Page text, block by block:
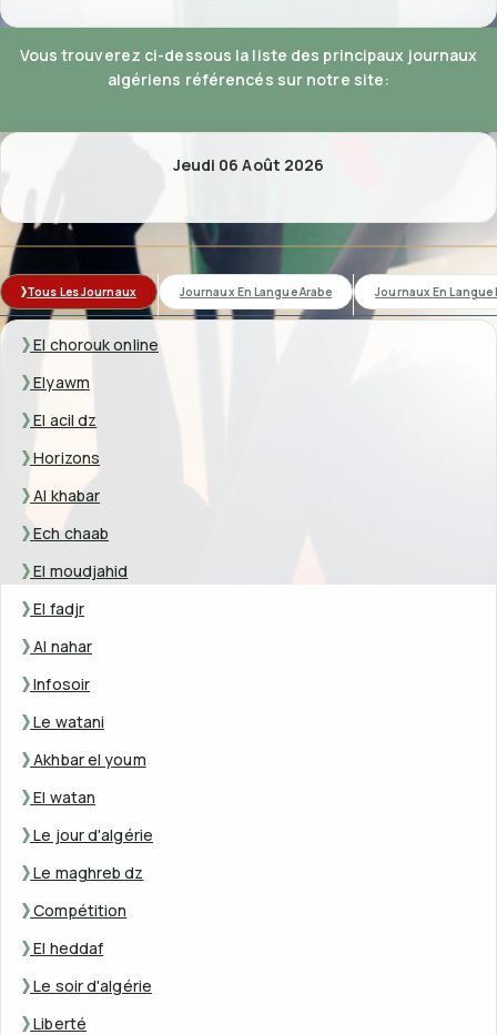
Vous trouverez ci-dessous la liste des principaux journaux
algériens référencés sur notre site:
Jeudi 06 Août 2026
Tous Les Journaux Journaux En Langue Arabe Journaux En Langue
El chorouk online
Elyawm
El acil dz
Horizons
Al khabar
Ech chaab
El moudjahid
El fadjr
Al nahar
Infosoir
Le watani
Akhbar el youm
El watan
Le jour d'algérie
Le maghreb dz
Compétition
El heddaf
Le soir d'algérie
Liberté